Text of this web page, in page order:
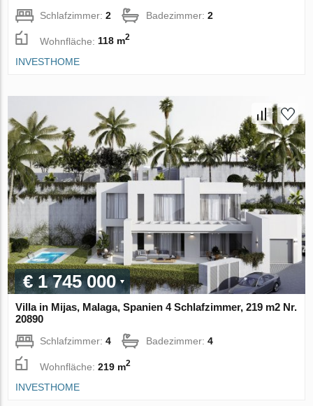
Schlafzimmer:2 Badezimmer:2
Wohnfläche:118 m2
INVESTHOME
€ 1 745 000
Villa in Mijas, Malaga, Spanien 4 Schlafzimmer, 219 m2 Nr.
20890
Schlafzimmer:4 Badezimmer:4
Wohnfläche:219 m2
INVESTHOME